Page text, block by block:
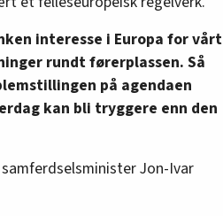
interesse i Europa for vårt
rundt førerplassen. Så
på agendaen
kan bli tryggere enn den
Jon-Ivar